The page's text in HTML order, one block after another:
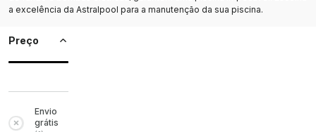
a excelência da Astralpool para a manutenção da sua piscina.
Preço
Envio
grátis